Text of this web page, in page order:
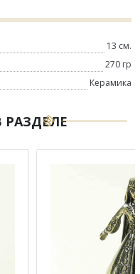
13 см.
270 гр
Керамика